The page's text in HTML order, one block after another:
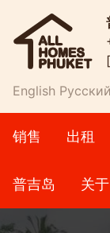
English Русский
销售 出租
普吉岛 关于